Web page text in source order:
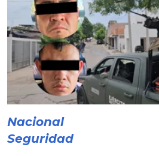
Nacional
Seguridad